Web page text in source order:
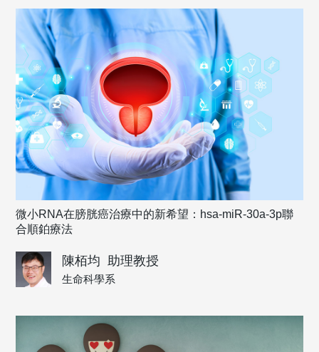
微小RNA在膀胱癌治療中的新希望：hsa-miR-30a-3p聯
合順鉑療法
陳栢均 助理教授
生命科學系